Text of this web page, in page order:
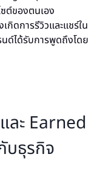
ต์ของตนเอง
กิดการรีวิวและแชร์ใน
ด์ได้รับการพูดถึงโดย
ละ Earned
บธุรกิจ